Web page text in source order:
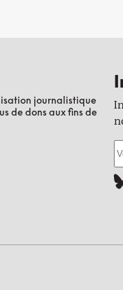
journalistique
de dons aux fins de